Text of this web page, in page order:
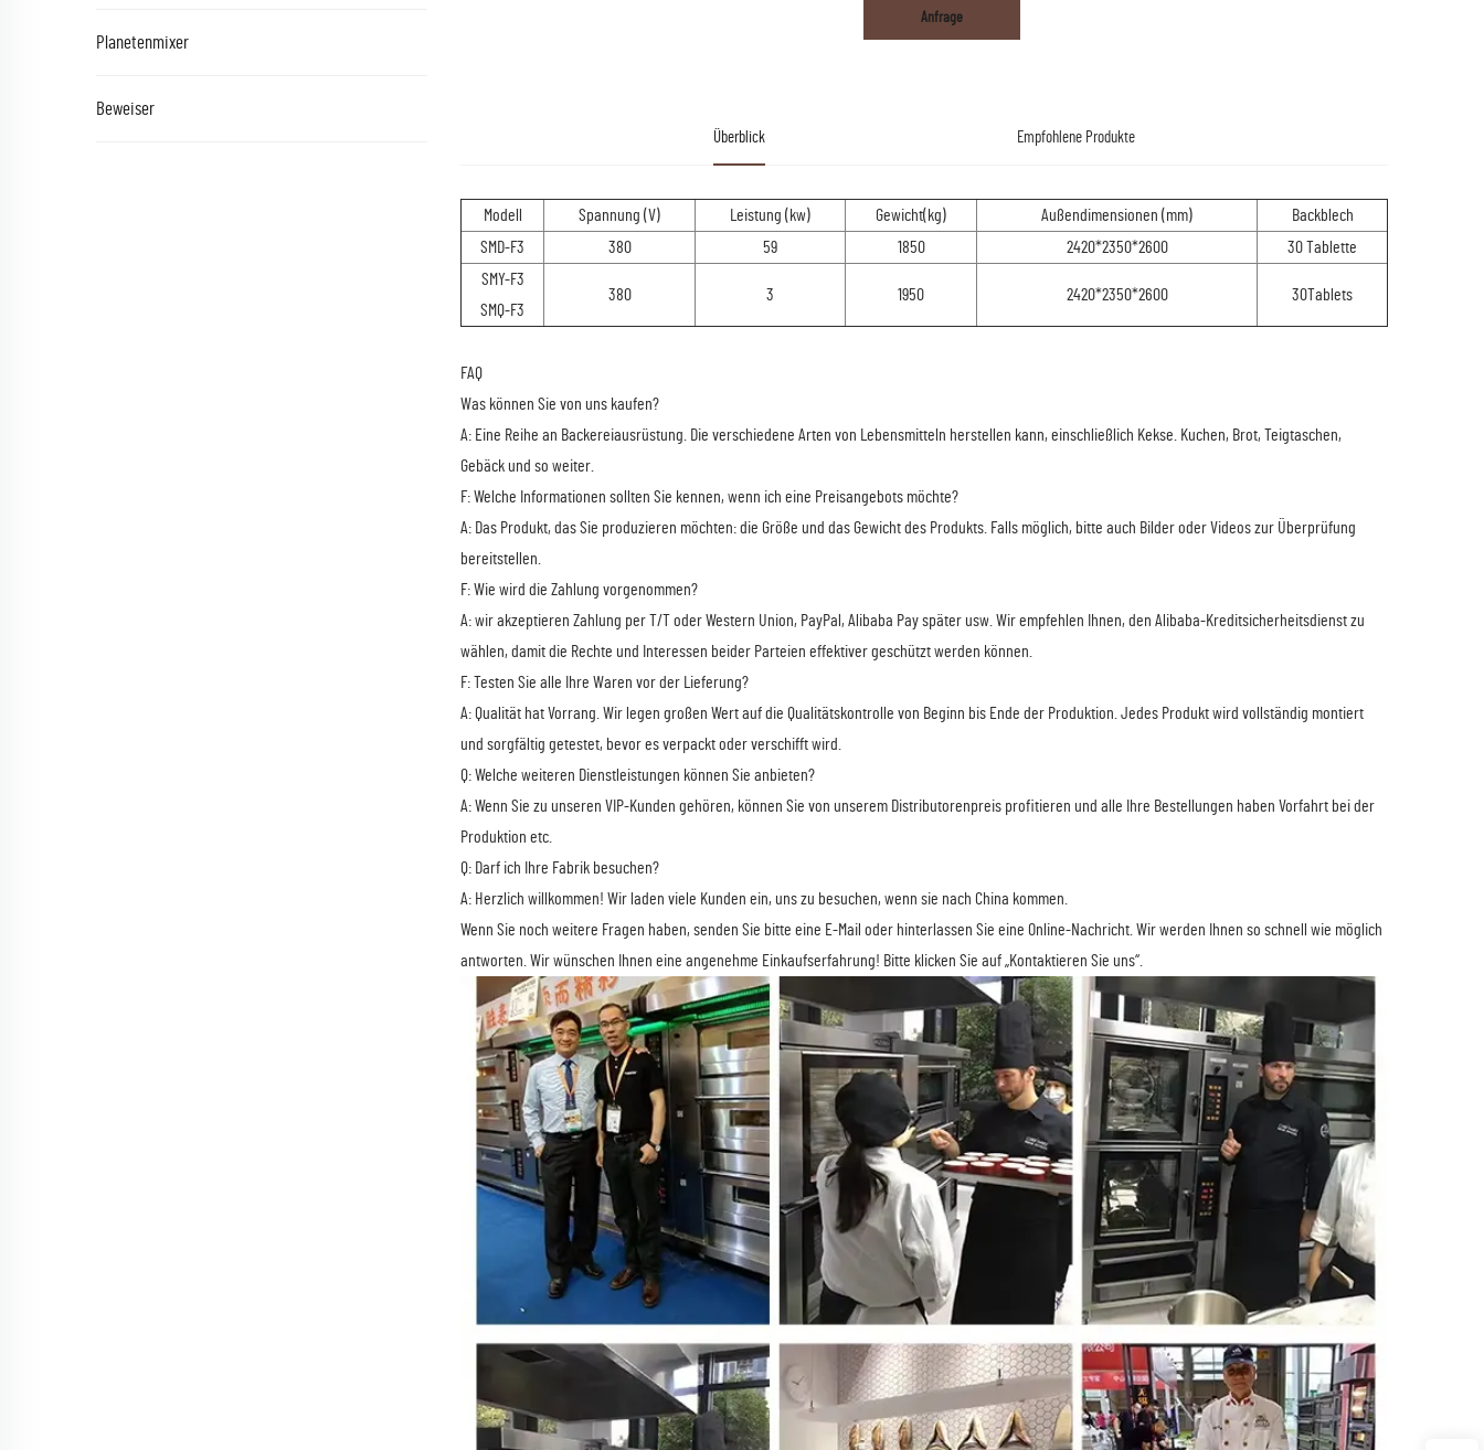
Planetenmixer
Beweiser
Anfrage
Überblick Empfohlene Produkte
Modell Spannung (V) Leistung (kw) Gewicht(kg) Außendimensionen (mm)
Backblech
SMD-F3
380 59 1850 2420*2350*2600
30 Tablette
SMY-F3
SMQ-F3
380 3 1950 2420*2350*2600 30Tablets
FAQ
Was können Sie von uns kaufen?
A: Eine Reihe an Backereiausrüstung. Die verschiedene Arten von Lebensmitteln herstellen kann, einschließlich Kekse. Kuchen, Brot, Teigtaschen,
Gebäck und so weiter.
F: Welche Informationen sollten Sie kennen, wenn ich eine Preisangebots möchte?
A: Das Produkt, das Sie produzieren möchten: die Größe und das Gewicht des Produkts. Falls möglich, bitte auch Bilder oder Videos zur Überprüfung
bereitstellen.
F: Wie wird die Zahlung vorgenommen?
A: wir akzeptieren Zahlung per T/T oder Western Union, PayPal, Alibaba Pay später usw. Wir empfehlen Ihnen, den Alibaba-Kreditsicherheitsdienst zu
wählen, damit die Rechte und Interessen beider Parteien effektiver geschützt werden können.
F: Testen Sie alle Ihre Waren vor der Lieferung?
A: Qualität hat Vorrang. Wir legen großen Wert auf die Qualitätskontrolle von Beginn bis Ende der Produktion. Jedes Produkt wird vollständig montiert
und sorgfältig getestet, bevor es verpackt oder verschifft wird.
Q: Welche weiteren Dienstleistungen können Sie anbieten?
A: Wenn Sie zu unseren VIP-Kunden gehören, können Sie von unserem Distributorenpreis profitieren und alle Ihre Bestellungen haben Vorfahrt bei der
Produktion etc.
Q: Darf ich Ihre Fabrik besuchen?
A: Herzlich willkommen! Wir laden viele Kunden ein, uns zu besuchen, wenn sie nach China kommen.
Wenn Sie noch weitere Fragen haben, senden Sie bitte eine E-Mail oder hinterlassen Sie eine Online-Nachricht. Wir werden Ihnen so schnell wie möglich
antworten. Wir wünschen Ihnen eine angenehme Einkaufserfahrung! Bitte klicken Sie auf „Kontaktieren Sie uns“.